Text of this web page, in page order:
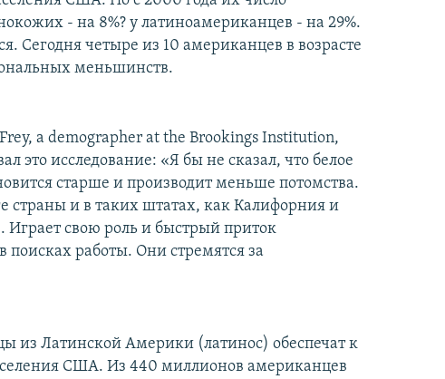
- на 8%? у латиноамериканцев - на 29%.
Сегодня четыре из 10 американцев в возрасте
меньшинств.
a demographer at the Brookings Institution,
это исследование: «Я бы не сказал, что белое
старше и производит меньше потомства.
страны и в таких штатах, как Калифорния и
свою роль и быстрый приток
работы. Они стремятся за
из Латинской Америки (латинос) обеспечат к
США. Из 440 миллионов американцев